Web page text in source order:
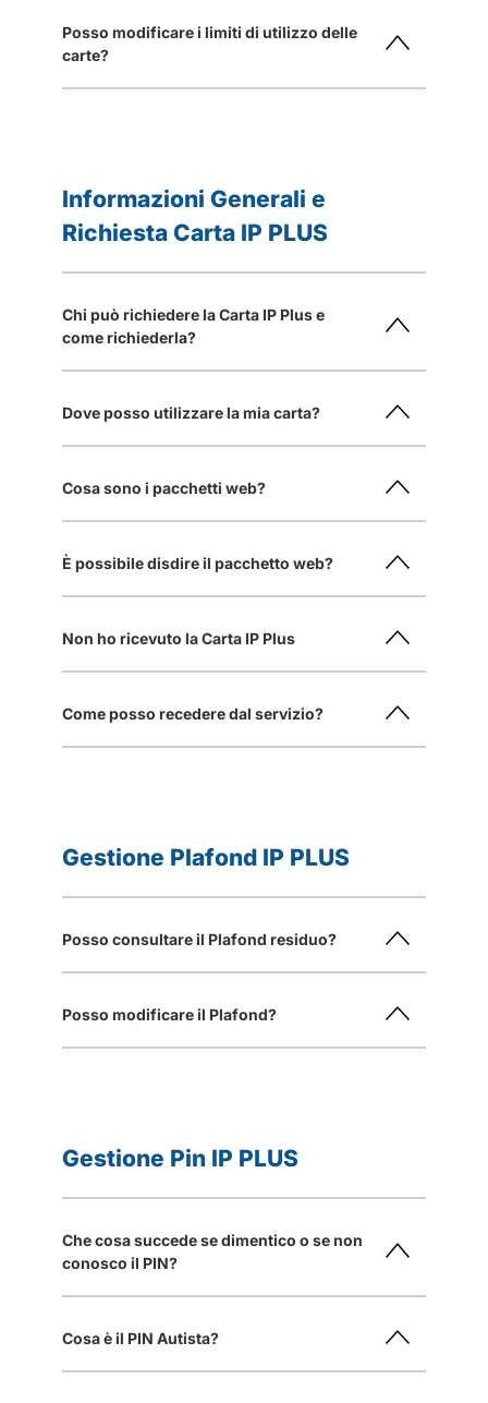
Posso modificare i limiti di utilizzo delle
carte?
Informazioni Generali e
Richiesta Carta IP PLUS
Chi può richiedere la Carta IP Plus e
come richiederla?
Dove posso utilizzare la mia carta?
Cosa sono i pacchetti web?
È possibile disdire il pacchetto web?
Non ho ricevuto la Carta IP Plus
Come posso recedere dal servizio?
Gestione Plafond IP PLUS
Posso consultare il Plafond residuo?
Posso modificare il Plafond?
Gestione Pin IP PLUS
Che cosa succede se dimentico o se non
conosco il PIN?
Cosa è il PIN Autista?